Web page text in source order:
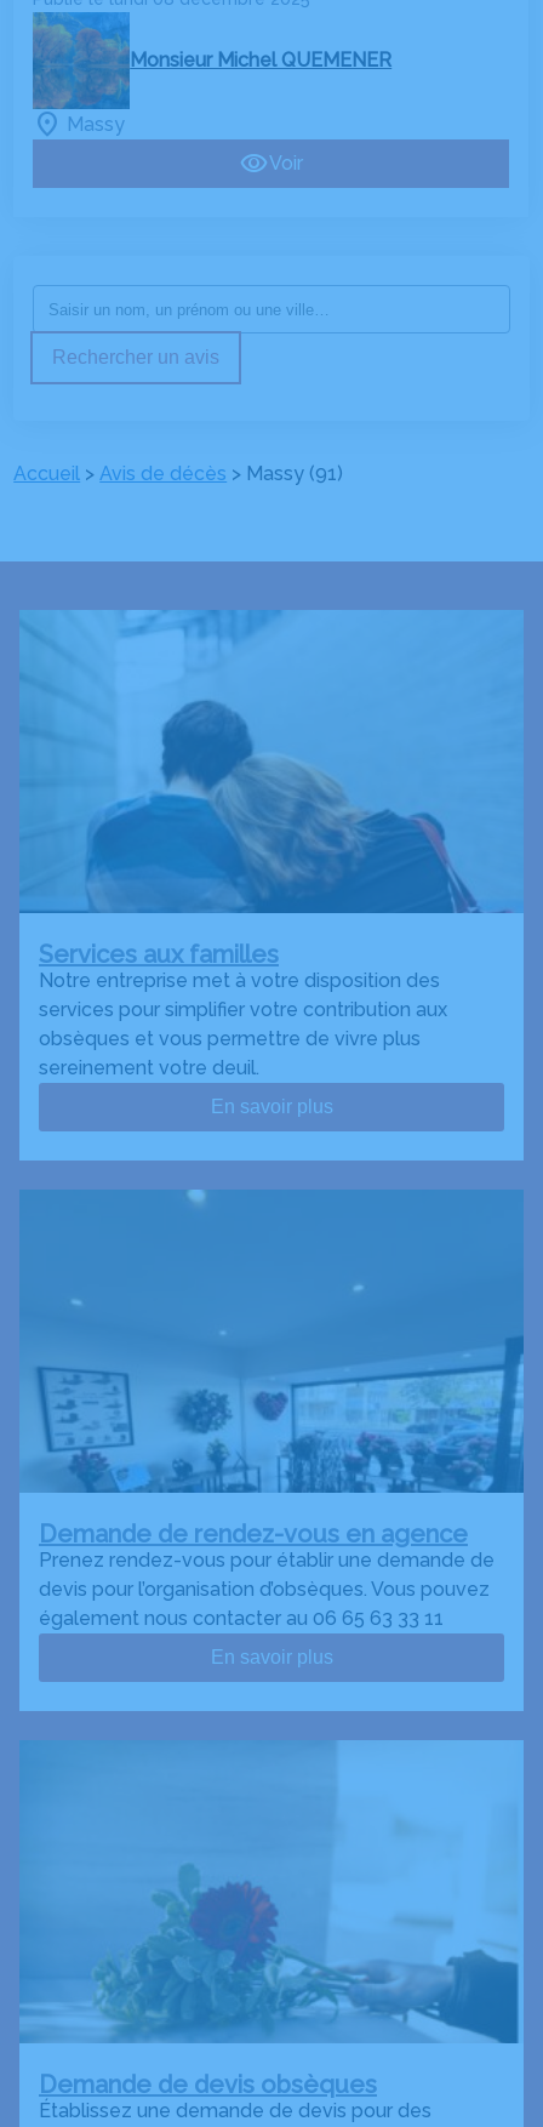
Monsieur Michel QUEMENER
Massy
Voir
Rechercher un avis
Accueil >Avis de décès > Massy (91)
Services aux familles
Notre entreprise met à votre disposition des
services pour simplifier votre contribution aux
obsèques et vous permettre de vivre plus
sereinement votre deuil.
En savoir plus
Demande de rendez-vous en agence
Prenez rendez-vous pour établir une demande de
devis pour l’organisation d’obsèques. Vous pouvez
également nous contacter au 06 65 63 33 11
En savoir plus
Demande de devis obsèques
Établissez une demande de devis pour des